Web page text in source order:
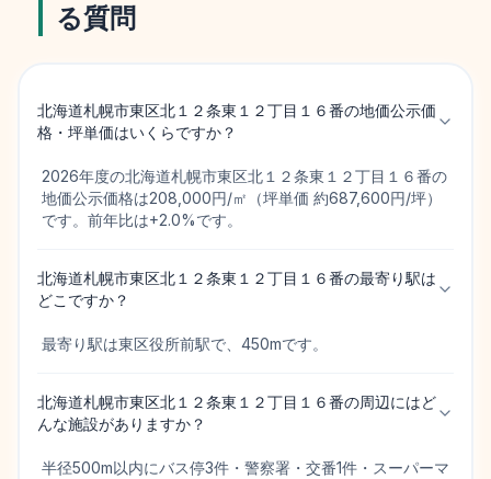
る質問
北海道札幌市東区北１２条東１２丁目１６番の地価公示価
格・坪単価はいくらですか？
2026年度の北海道札幌市東区北１２条東１２丁目１６番の
地価公示価格は208,000円/㎡（坪単価 約687,600円/坪）
です。前年比は+2.0%です。
北海道札幌市東区北１２条東１２丁目１６番の最寄り駅は
どこですか？
最寄り駅は東区役所前駅で、450mです。
北海道札幌市東区北１２条東１２丁目１６番の周辺にはど
んな施設がありますか？
半径500m以内にバス停3件・警察署・交番1件・スーパーマ